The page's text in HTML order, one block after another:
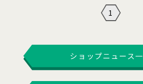
1
ショップニュース